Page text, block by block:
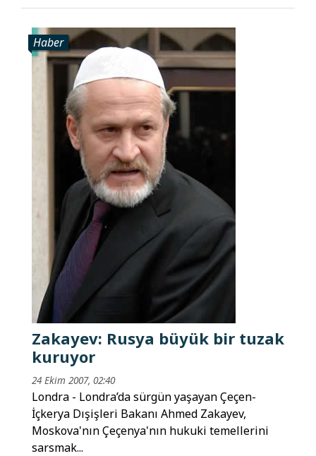
Haber
Zakayev: Rusya büyük bir tuzak
kuruyor
24 Ekim 2007, 02:40
Londra - Londra’da sürgün yaşayan Çeçen-
İçkerya Dışişleri Bakanı Ahmed Zakayev,
Moskova'nın Çeçenya'nın hukuki temellerini
sarsmak...